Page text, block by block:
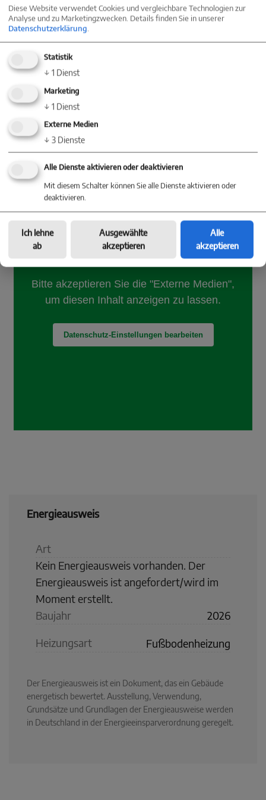
Die umliegende Natur mit ihren zahlreichen
Wander- und Radwegen lädt zu ausgedehnten
Entdeckungstouren ein. Die Lage in Frommern
vereint das Beste aus städtischem Komfort und
sich zu Hause zu fühlen.
Energieausweis
Art
Kein Energieausweis vorhanden. Der
Energieausweis ist angefordert/wird im
Moment erstellt.
Baujahr
2026
Heizungsart Fußbodenheizung
Der Energieausweis ist ein Dokument, das ein Gebäude
energetisch bewertet. Ausstellung, Verwendung,
Grundsätze und Grundlagen der Energieausweise werden
in Deutschland in der Energieeinsparverordnung geregelt.
Diese Website verwendet Cookies und vergleichbare Technologien zur
Analyse und zu Marketingzwecken. Details finden Sie in unserer
Datenschutzerklärung.
Statistik
↓ 1 Dienst
Marketing
↓ 1 Dienst
Externe Medien
↓ 3 Dienste
Alle Dienste aktivieren oder deaktivieren
Mit diesem Schalter können Sie alle Dienste aktivieren oder
deaktivieren.
Ich lehne
ab
Ausgewählte
akzeptieren
Alle
akzeptieren